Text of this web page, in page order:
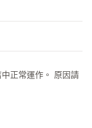
正常運作。 原因請